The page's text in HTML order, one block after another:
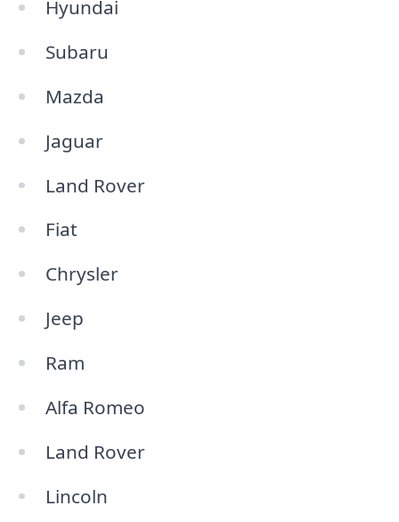
Hyundai
Subaru
Mazda
Jaguar
Land Rover
Fiat
Chrysler
Jeep
Ram
Alfa Romeo
Land Rover
Lincoln